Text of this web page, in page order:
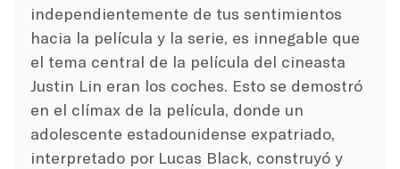
independientemente de tus sentimientos
hacia la película y la serie, es innegable que
el tema central de la película del cineasta
Justin Lin eran los coches. Esto se demostró
en el clímax de la película, donde un
adolescente estadounidense expatriado,
interpretado por Lucas Black, construyó y